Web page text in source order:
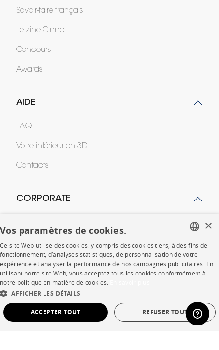
Savoir-faire français
Le zine Cinna
Concours
Awards
AIDE
FAQ
Votre intérieur en 3D
Contacts
CORPORATE
Rejoignez-nous
Devenir concessionnaire
Contract
SHOP
FRENCH
ENGLISH
SPANISH
×
Vos paramètres de cookies.
Ce site Web utilise des cookies, y compris des cookies tiers, à des fins de
fonctionnement, d’analyses statistiques, de personnalisation de votre
expérience et analyser la performance de nos campagnes publicitaires. En
utilisant notre site Web, vous acceptez tous les cookies conformément à
notre politique en matière de cookies.
AFFICHER LES DÉTAILS
ACCEPTER TOUT REFUSER TOUT